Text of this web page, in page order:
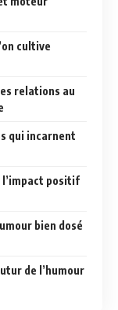
cultive
relations au
qui incarnent
positif
bien dosé
de l’humour